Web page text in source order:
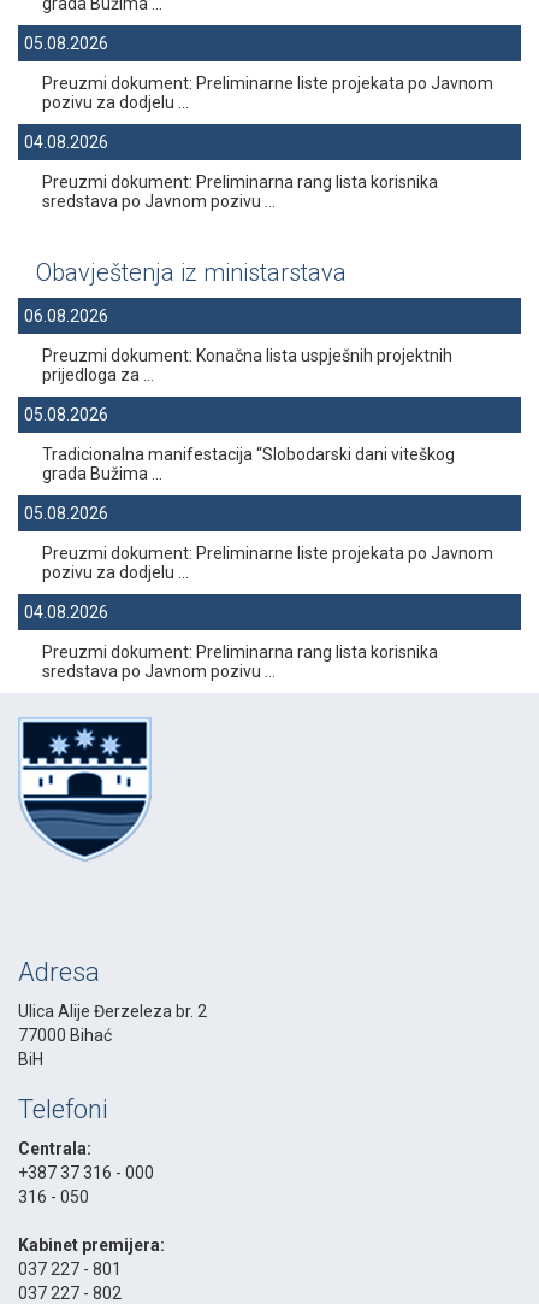
05.08.2026
Preuzmi dokument: Preliminarne liste projekata po Javnom
pozivu za dodjelu ...
04.08.2026
Preuzmi dokument: Preliminarna rang lista korisnika
sredstava po Javnom pozivu ...
Obavještenja iz ministarstava
06.08.2026
Preuzmi dokument: Konačna lista uspješnih projektnih
prijedloga za ...
05.08.2026
Tradicionalna manifestacija “Slobodarski dani viteškog
grada Bužima ...
05.08.2026
Preuzmi dokument: Preliminarne liste projekata po Javnom
pozivu za dodjelu ...
04.08.2026
Preuzmi dokument: Preliminarna rang lista korisnika
sredstava po Javnom pozivu ...
Adresa
Ulica Alije Đerzeleza br. 2
77000 Bihać
BiH
Telefoni
Centrala:
+387 37 316 - 000
316 - 050
Kabinet premijera:
037 227 - 801
037 227 - 802